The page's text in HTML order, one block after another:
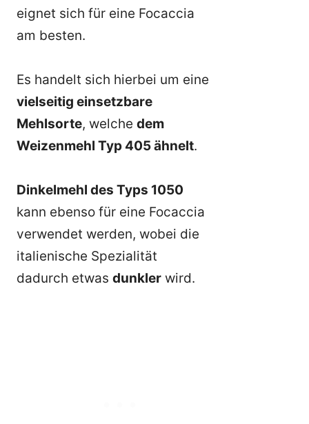
eignet sich für eine Focaccia
am besten.
Es handelt sich hierbei um eine
vielseitig einsetzbare
Mehlsorte, welche dem
Weizenmehl Typ 405 ähnelt.
Dinkelmehl des Typs 1050
kann ebenso für eine Focaccia
verwendet werden, wobei die
italienische Spezialität
dadurch etwas dunkler wird.